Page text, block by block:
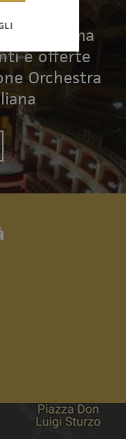
anteprima
e offerte
Orchestra